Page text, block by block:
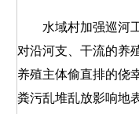
水域村加强巡河工
对沿河支、干流的养
养殖主体偷直排的侥
粪污乱堆乱放影响地